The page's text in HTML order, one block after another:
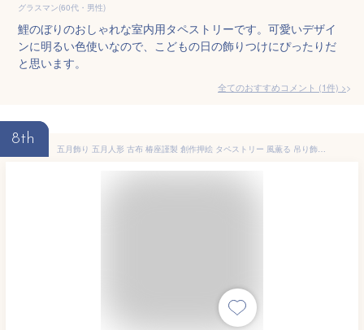
グラスマン(60代・男性)
鯉のぼりのおしゃれな室内用タペストリーです。可愛いデザイ
ンに明るい色使いなので、こどもの日の飾りつけにぴったりだ
と思います。
全てのおすすめコメント (1件) >
8th
五月飾り 五月人形 古布 椿座謹製 創作押絵 タペストリー 風薫る 吊り飾り こいのぼり 室内 かわいい おしゃれ